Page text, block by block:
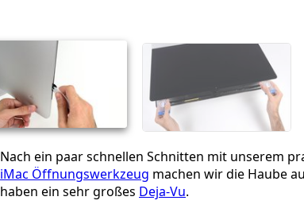
Nach ein paar schnellen Schnitten mit unserem
iMac Öffnungswerkzeug machen wir die Haube
haben ein sehr großes Deja-Vu.